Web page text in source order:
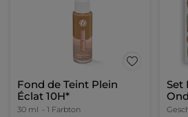
Fond de Teint Plein
Éclat 10H*
30 ml - 1 Farbton
Set